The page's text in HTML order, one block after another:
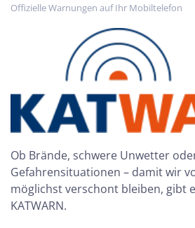
Offizielle Warnungen auf Ihr Mobiltelefon
Ob Brände, schwere Unwetter
Gefahrensituationen – damit wir
möglichst verschont bleiben, gibt
KATWARN.